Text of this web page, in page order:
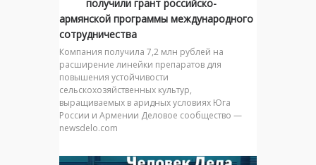
получили грант российско-
армянской программы международного
сотрудничества
Компания получила 7,2 млн рублей на
расширение линейки препаратов для
повышения устойчивости
сельскохозяйственных культур,
выращиваемых в аридных условиях Юга
России и Армении Деловое сообщество —
newsdelo.com